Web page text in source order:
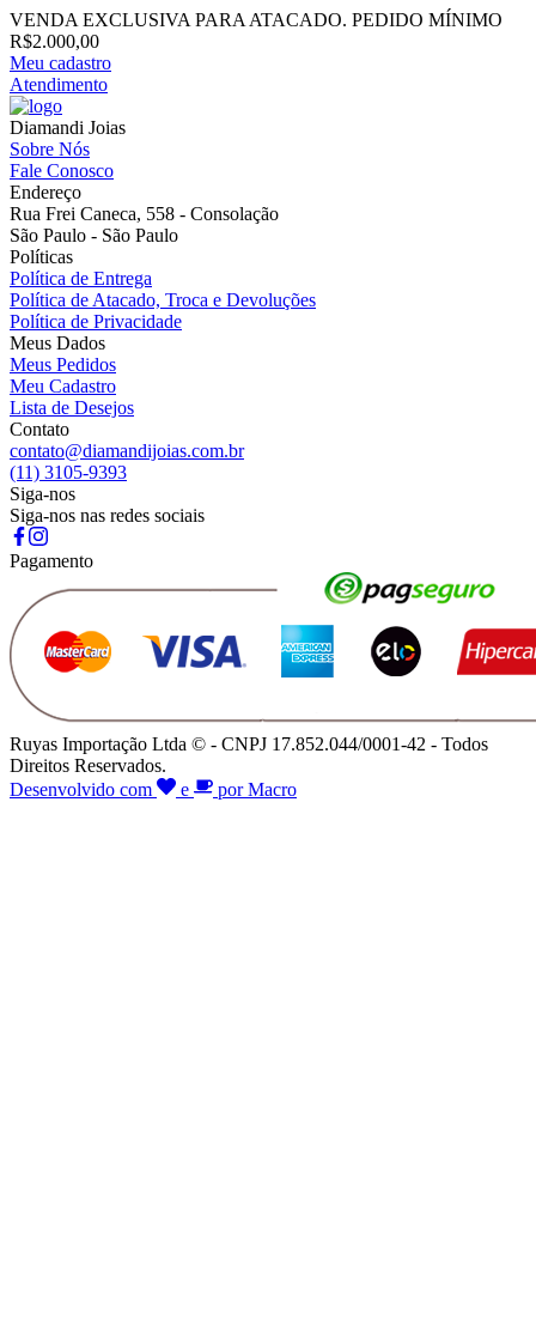
VENDA EXCLUSIVA PARA ATACADO. PEDIDO MÍNIMO
R$2.000,00
Meu cadastro
Atendimento
Diamandi Joias
Sobre Nós
Fale Conosco
Endereço
Rua Frei Caneca, 558 - Consolação
São Paulo - São Paulo
Políticas
Política de Entrega
Política de Atacado, Troca e Devoluções
Política de Privacidade
Meus Dados
Meus Pedidos
Meu Cadastro
Lista de Desejos
Contato
contato@diamandijoias.com.br
(11) 3105-9393
Siga-nos
Siga-nos nas redes sociais
Pagamento
Ruyas Importação Ltda © - CNPJ 17.852.044/0001-42 - Todos
Direitos Reservados.
Desenvolvido com
e por Macro